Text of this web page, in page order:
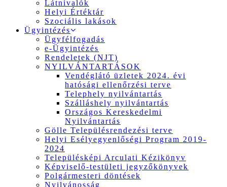
Látnivalók
Helyi Értéktár
Szociális lakások
Ügyintézés
Ügyfélfogadás
e-Ügyintézés
Rendeletek (NJT)
NYILVÁNTARTÁSOK
Vendéglátó üzletek 2024. évi
hatósági ellenőrzési terve
Telephely nyilvántartás
Szálláshely nyilvántartás
Országos Kereskedelmi
Nyilvántartás
Gölle Településrendezési terve
Helyi Esélyegyenlőségi Program 2019-
2024
Településképi Arculati Kézikönyv
Képviselő-testületi jegyzőkönyvek
Polgármesteri döntések
Nyilvánosság